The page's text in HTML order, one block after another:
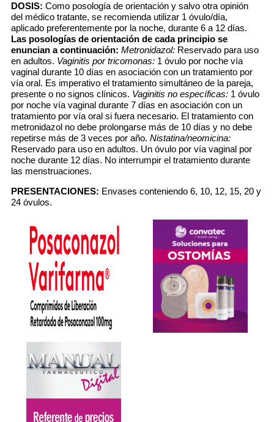
DOSIS: Como posología de orientación y salvo otra opinión
del médico tratante, se recomienda utilizar 1 óvulo/día,
aplicado preferentemente por la noche, durante 6 a 12 días.
Las posologías de orientación de cada principio se
enuncian a continuación: Metronidazol: Reservado para uso
en adultos. Vaginitis por tricomonas: 1 óvulo por noche vía
vaginal durante 10 días en asociación con un tratamiento por
vía oral. Es imperativo el tratamiento simultáneo de la pareja,
presente o no signos clínicos. Vaginitis no específicas: 1 óvulo
por noche vía vaginal durante 7 días en asociación con un
tratamiento por vía oral si fuera necesario. El tratamiento con
metronidazol no debe prolongarse más de 10 días y no debe
repetirse más de 3 veces por año. Nistatina/neomicina:
Reservado para uso en adultos. Un óvulo por vía vaginal por
noche durante 12 días. No interrumpir el tratamiento durante
las menstruaciones.
PRESENTACIONES: Envases conteniendo 6, 10, 12, 15, 20 y
24 óvulos.